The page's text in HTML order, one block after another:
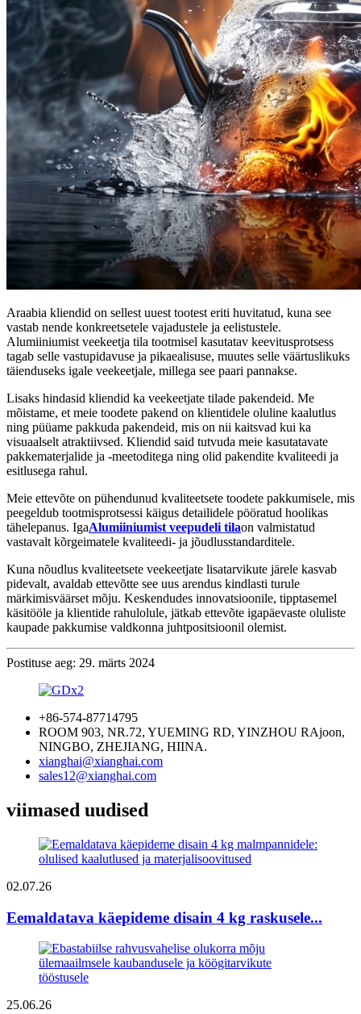
Araabia kliendid on sellest uuest tootest eriti huvitatud, kuna see
vastab nende konkreetsetele vajadustele ja eelistustele.
Alumiiniumist veekeetja tila tootmisel kasutatav keevitusprotsess
tagab selle vastupidavuse ja pikaealisuse, muutes selle väärtuslikuks
täienduseks igale veekeetjale, millega see paari pannakse.
Lisaks hindasid kliendid ka veekeetjate tilade pakendeid. Me
mõistame, et meie toodete pakend on klientidele oluline kaalutlus
ning püüame pakkuda pakendeid, mis on nii kaitsvad kui ka
visuaalselt atraktiivsed. Kliendid said tutvuda meie kasutatavate
pakkematerjalide ja -meetoditega ning olid pakendite kvaliteedi ja
esitlusega rahul.
Meie ettevõte on pühendunud kvaliteetsete toodete pakkumisele, mis
peegeldub tootmisprotsessi käigus detailidele pööratud hoolikas
tähelepanus. IgaAlumiiniumist veepudeli tilaon valmistatud
vastavalt kõrgeimatele kvaliteedi- ja jõudlusstandarditele.
Kuna nõudlus kvaliteetsete veekeetjate lisatarvikute järele kasvab
pidevalt, avaldab ettevõtte see uus arendus kindlasti turule
märkimisväärset mõju. Keskendudes innovatsioonile, tipptasemel
käsitööle ja klientide rahulolule, jätkab ettevõte igapäevaste oluliste
kaupade pakkumise valdkonna juhtpositsioonil olemist.
Postituse aeg: 29. märts 2024
+86-574-87714795
ROOM 903, NR.72, YUEMING RD, YINZHOU RAjoon,
NINGBO, ZHEJIANG, HIINA.
xianghai@xianghai.com
sales12@xianghai.com
viimased uudised
02.07.26
Eemaldatava käepideme disain 4 kg raskusele...
25.06.26